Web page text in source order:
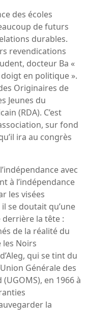
des écoles
de futurs
durables.
revendications
docteur Ba «
doigt en politique ».
Originaires de
Jeunes du
(RDA). C’est
sur fond
ira au congrès
avec
à l’indépendance
les visées
se doutait qu’une
la tête :
de la réalité du
les Noirs
qui se tint du
Générale des
en 1966 à
la